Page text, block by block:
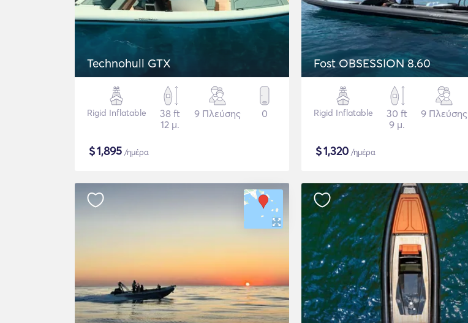
Technohull GTX
Rigid Inflatable
38 ft
12 μ.
9 Πλεύσης 0
$1,895 /ημέρα
Fost OBSESSION 8.60
Rigid Inflatable
30 ft
9 μ.
9 Πλεύσης
$1,320 /ημέρα